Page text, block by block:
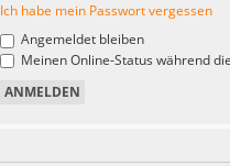
Ich habe mein Passwort vergessen
Angemeldet bleiben
Meinen Online-Status während